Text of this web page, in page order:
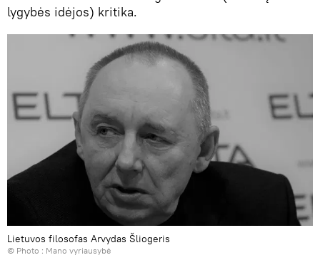
lygybės idėjos) kritika.
Lietuvos filosofas Arvydas Šliogeris
© Photo : Mano vyriausybė